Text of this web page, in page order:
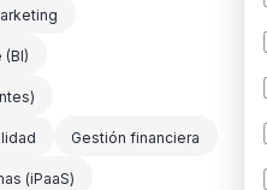
Gestión financiera
(iPaaS)